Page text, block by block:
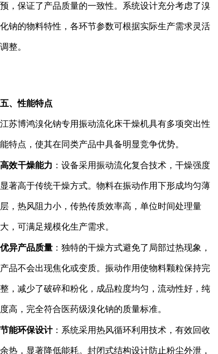
预，保证了产品质量的一致性。系统设计充分考虑了溴
化钠的物料特性，各环节参数可根据实际生产需求灵活
调整。
五、性能特点
江苏博鸿溴化钠专用振动流化床干燥机具有多项突出性
能特点，使其在同类产品中具备明显竞争优势。
高效干燥能力 ：设备采用振动流化复合技术，干燥强度
显著高于传统干燥方式。物料在振动作用下形成均匀薄
层，热风阻力小，传热传质效率高，单位时间处理量
大，可满足规模化生产需求。
优异产品质量 ：独特的干燥方式避免了局部过热现象，
产品不会出现焦化或变质。振动作用使物料颗粒保持完
整，减少了破碎和粉化，成品粒度均匀，流动性好，纯
度高，完全符合医药级溴化钠的质量标准。
节能环保设计：系统采用热风循环利用技术，有效回收
余热，显著降低能耗。封闭式结构设计防止粉尘外泄，